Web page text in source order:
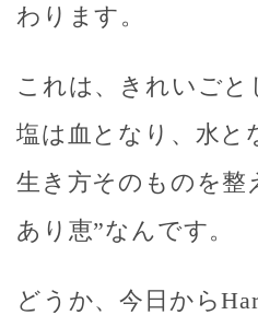
わります。
これは、きれいごと
塩は血となり、水と
生き方そのものを整
あり恵”なんです。
どうか、今日から